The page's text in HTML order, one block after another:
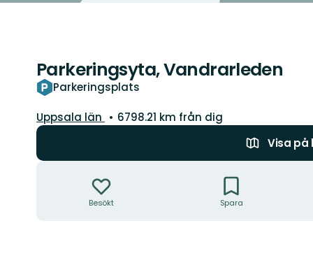
Parkeringsyta, Vandrarleden
Parkeringsplats
Län:
Uppsala län
6798.21 km från dig
Visa på
Besökt Spara